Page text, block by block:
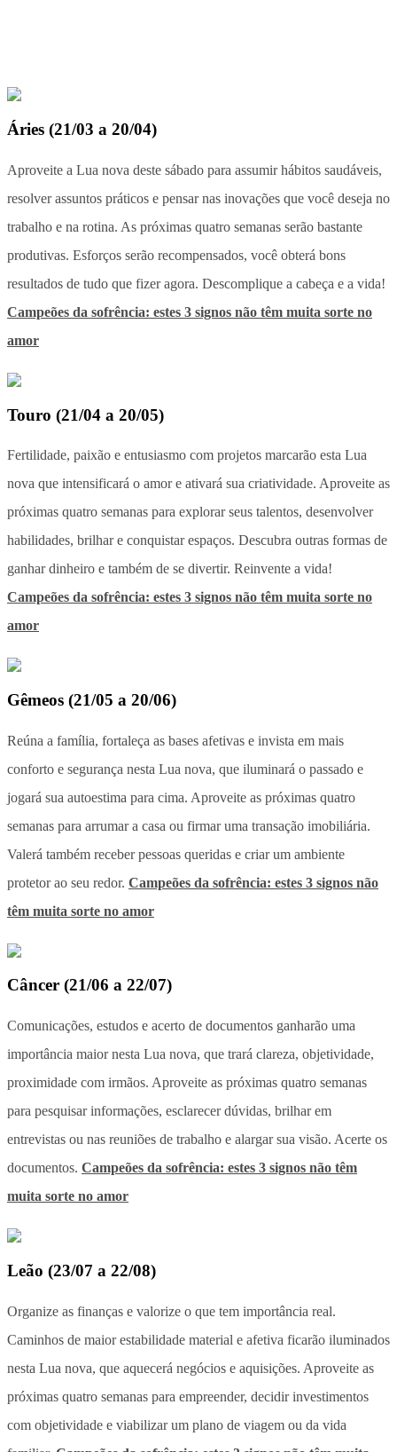
Áries (21/03 a 20/04)
Aproveite a Lua nova deste sábado para assumir hábitos saudáveis,
resolver assuntos práticos e pensar nas inovações que você deseja no
trabalho e na rotina. As próximas quatro semanas serão bastante
produtivas. Esforços serão recompensados, você obterá bons
resultados de tudo que fizer agora. Descomplique a cabeça e a vida!
Campeões da sofrência: estes 3 signos não têm muita sorte no
amor
Touro (21/04 a 20/05)
Fertilidade, paixão e entusiasmo com projetos marcarão esta Lua
nova que intensificará o amor e ativará sua criatividade. Aproveite as
próximas quatro semanas para explorar seus talentos, desenvolver
habilidades, brilhar e conquistar espaços. Descubra outras formas de
ganhar dinheiro e também de se divertir. Reinvente a vida!
Campeões da sofrência: estes 3 signos não têm muita sorte no
amor
Gêmeos (21/05 a 20/06)
Reúna a família, fortaleça as bases afetivas e invista em mais
conforto e segurança nesta Lua nova, que iluminará o passado e
jogará sua autoestima para cima. Aproveite as próximas quatro
semanas para arrumar a casa ou firmar uma transação imobiliária.
Valerá também receber pessoas queridas e criar um ambiente
protetor ao seu redor. Campeões da sofrência: estes 3 signos não
têm muita sorte no amor
Câncer (21/06 a 22/07)
Comunicações, estudos e acerto de documentos ganharão uma
importância maior nesta Lua nova, que trará clareza, objetividade,
proximidade com irmãos. Aproveite as próximas quatro semanas
para pesquisar informações, esclarecer dúvidas, brilhar em
entrevistas ou nas reuniões de trabalho e alargar sua visão. Acerte os
documentos. Campeões da sofrência: estes 3 signos não têm
muita sorte no amor
Leão (23/07 a 22/08)
Organize as finanças e valorize o que tem importância real.
Caminhos de maior estabilidade material e afetiva ficarão iluminados
nesta Lua nova, que aquecerá negócios e aquisições. Aproveite as
próximas quatro semanas para empreender, decidir investimentos
com objetividade e viabilizar um plano de viagem ou da vida